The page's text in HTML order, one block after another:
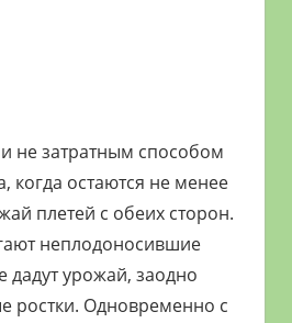
не затратным способом
когда остаются не менее
плетей с обеих сторон.
неплодоносившие
дадут урожай, заодно
ростки. Одновременно с